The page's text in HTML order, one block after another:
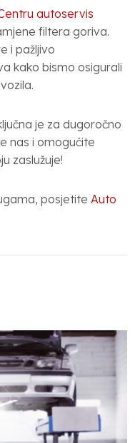
autoservis
filtera goriva.
i pažljivo
kako bismo osigurali
je za dugoročno
nas i omogućite
zaslužuje!
posjetite Auto